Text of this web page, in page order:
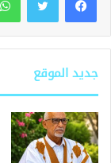
جديد الموقع